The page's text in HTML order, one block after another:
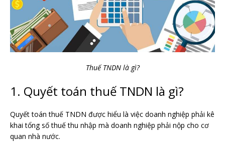
Thuế TNDN là gì?
1. Quyết toán thuế TNDN là gì?
Quyết toán thuế TNDN được hiểu là việc doanh nghiệp phải kê
khai tổng số thuế thu nhập mà doanh nghiệp phải nộp cho cơ
quan nhà nước.